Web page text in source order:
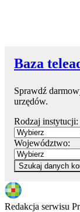
Baza
Sprawdź
urzędów.
Rodzaj instytucji:
Województwo:
Szukaj danych
Redakcja serwisu